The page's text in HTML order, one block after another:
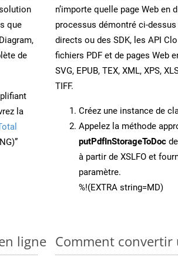
que
de
la
n’importe quelle page Web
processus démontré ci-dessus
directs ou des SDK, les API
fichiers PDF et de pages Web
SVG, EPUB, TEX, XML, XPS,
TIFF.
Créez une instance de
Appelez la méthode
putPdfInStorageToDoc
à partir de XSLFO et
paramètre.
%!(EXTRA string=MD)
ligne Comment convertir